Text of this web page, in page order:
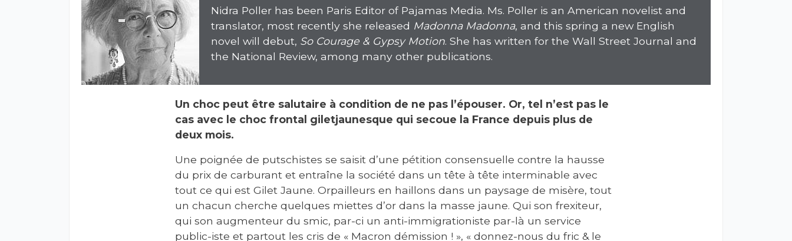
Nidra Poller has been Paris Editor of Pajamas Media. Ms. Poller is an American novelist and
translator, most recently she released Madonna Madonna, and this spring a new English
novel will debut, So Courage & Gypsy Motion. She has written for the Wall Street Journal and
the National Review, among many other publications.
Un choc peut être salutaire à condition de ne pas l’épouser. Or, tel n’est pas le
cas avec le choc frontal giletjaunesque qui secoue la France depuis plus de
deux mois.
Une poignée de putschistes se saisit d’une pétition consensuelle contre la hausse
du prix de carburant et entraîne la société dans un tête à tête interminable avec
tout ce qui est Gilet Jaune. Orpailleurs en haillons dans un paysage de misère, tout
un chacun cherche quelques miettes d’or dans la masse jaune. Qui son frexiteur,
qui son augmenteur du smic, par-ci un anti-immigrationiste par-là un service
public-iste et partout les cris de « Macron démission ! », « donnez-nous du fric & le